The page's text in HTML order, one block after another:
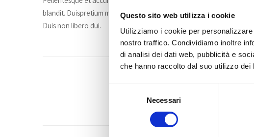
Questo sito web utilizza i cookie
Utilizziamo i cookie per
nostro traffico. Condividiamo inoltre
di analisi dei dati web, pubblicità e
che hanno raccolto dal suo utilizzo dei
Necessari
blandit. Duispretium metus sit amet nisl gra quis lacinia mauris
Duis non libero dui.